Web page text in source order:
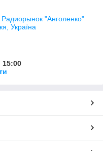
"Анголенко"
Україна
15:00